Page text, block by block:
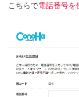
こちらで電話番号を